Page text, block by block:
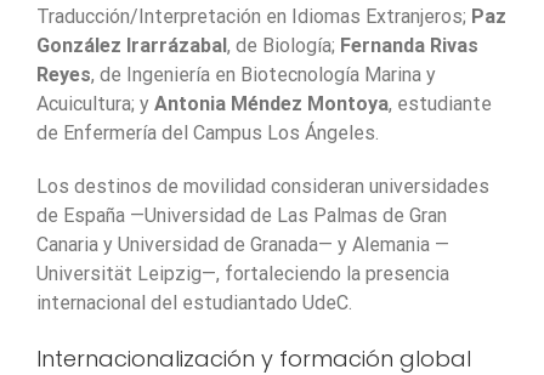
Traducción/Interpretación en Idiomas Extranjeros; Paz
González Irarrázabal, de Biología; Fernanda Rivas
Reyes, de Ingeniería en Biotecnología Marina y
Acuicultura; y Antonia Méndez Montoya, estudiante
de Enfermería del Campus Los Ángeles.
Los destinos de movilidad consideran universidades
de España —Universidad de Las Palmas de Gran
Canaria y Universidad de Granada— y Alemania —
Universität Leipzig—, fortaleciendo la presencia
internacional del estudiantado UdeC.
Internacionalización y formación global